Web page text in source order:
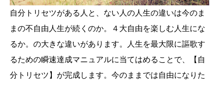
自分トリセツがある人と、ない人の人生の違いは今のま
まの不自由人生が続くのか。４大自由を楽しむ人生にな
るか。の大きな違いがあります。人生を最大限に謳歌す
るための瞬速達成マニュアルに当てはめることで、【自
分トリセツ】が完成します。今のままでは自由になりた